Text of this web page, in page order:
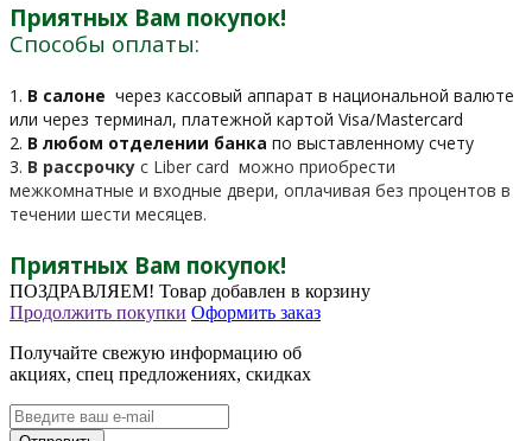
Приятных Вам покупок!
Способы оплаты:
1. В салоне через кассовый аппарат в национальной валюте
или через терминал, платежной картой Visa/Mastercard
2. В любом отделении банка по выставленному счету
3. В рассрочку c Liber card можно приобрести
межкомнатные и входные двери, оплачивая без процентов в
течении шести месяцев.
Приятных Вам покупок!
ПОЗДРАВЛЯЕМ! Товар добавлен в корзину
Продолжить покупки Оформить заказ
Получайте свежую информацию об
акциях, спец предложениях, скидках